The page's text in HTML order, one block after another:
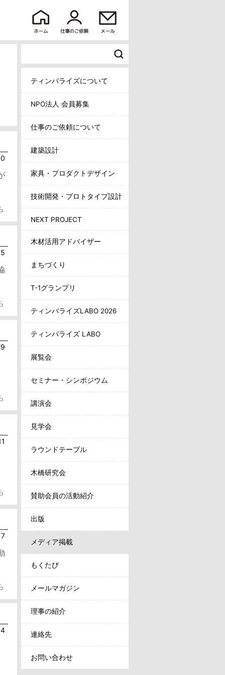
ティンバライズについて
NPO法人 会員募集
仕事のご依頼について
建築設計
家具・プロダクトデザイン
技術開発・プロトタイプ設計
NEXT PROJECT
木材活用アドバイザー
まちづくり
T-1グランプリ
ティンバライズLABO 2026
ティンバライズ LABO
展覧会
セミナー・シンポジウム
講演会
見学会
ラウンドテーブル
木橋研究会
賛助会員の活動紹介
出版
メディア掲載
もくたび
メールマガジン
理事の紹介
連絡先
お問い合わせ